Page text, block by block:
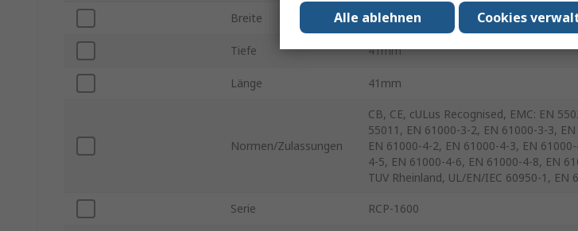
Breite 85mm
Tiefe 41mm
Länge 41mm
Normen/Zulassungen
CB, CE, cULus Recognised, EMC: EN
55011, EN 61000-3-2, EN 61000-3-3,
EN 61000-4-2, EN 61000-4-3, EN
4-5, EN 61000-4-6, EN 61000-4-8, EN
TUV Rheinland, UL/EN/IEC 60950-1, EN
Serie RCP-1600
Cookies
Alle ablehnen